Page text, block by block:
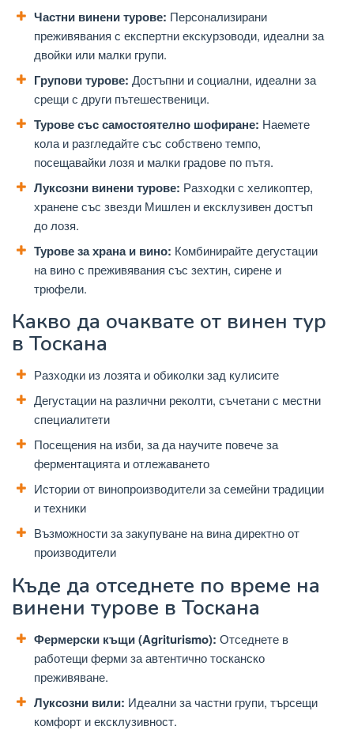
Частни винени турове: Персонализирани
преживявания с експертни екскурзоводи, идеални за
двойки или малки групи.
Групови турове: Достъпни и социални, идеални за
срещи с други пътешественици.
Турове със самостоятелно шофиране: Наемете
кола и разгледайте със собствено темпо,
посещавайки лозя и малки градове по пътя.
Луксозни винени турове: Разходки с хеликоптер,
хранене със звезди Мишлен и ексклузивен достъп
до лозя.
Турове за храна и вино: Комбинирайте дегустации
на вино с преживявания със зехтин, сирене и
трюфели.
Какво да очаквате от винен тур
в Тоскана
Разходки из лозята и обиколки зад кулисите
Дегустации на различни реколти, съчетани с местни
специалитети
Посещения на изби, за да научите повече за
ферментацията и отлежаването
Истории от винопроизводители за семейни традиции
и техники
Възможности за закупуване на вина директно от
производители
Къде да отседнете по време на
винени турове в Тоскана
Фермерски къщи (Agriturismo): Отседнете в
работещи ферми за автентично тосканско
преживяване.
Луксозни вили: Идеални за частни групи, търсещи
комфорт и ексклузивност.